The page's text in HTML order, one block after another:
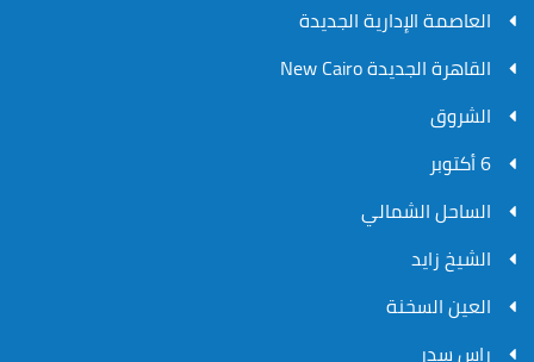
العاصمة الإدارية الجديدة
القاهرة الجديدة New Cairo
الشروق
6 أكتوبر
الساحل الشمالي
الشيخ زايد
العين السخنة
راس سدر